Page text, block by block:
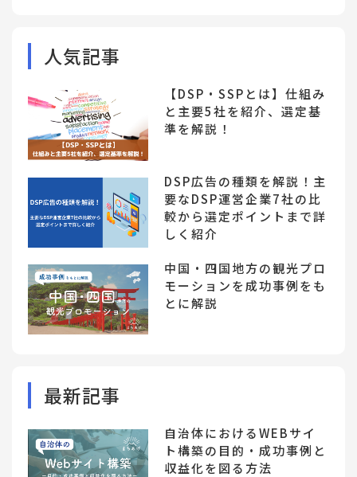
人気記事
【DSP・SSPとは】仕組み
と主要5社を紹介、選定基
準を解説！
DSP広告の種類を解説！主
要なDSP運営企業7社の比
較から選定ポイントまで詳
しく紹介
中国・四国地方の観光プロ
モーションを成功事例をも
とに解説
最新記事
自治体におけるWEBサイ
ト構築の目的・成功事例と
収益化を図る方法